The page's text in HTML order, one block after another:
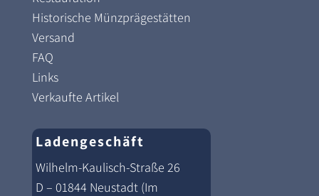
Historische Münzprägestätten
Versand
FAQ
Links
Verkaufte Artikel
Ladengeschäft
Wilhelm-Kaulisch-Straße 26
D – 01844 Neustadt (Im